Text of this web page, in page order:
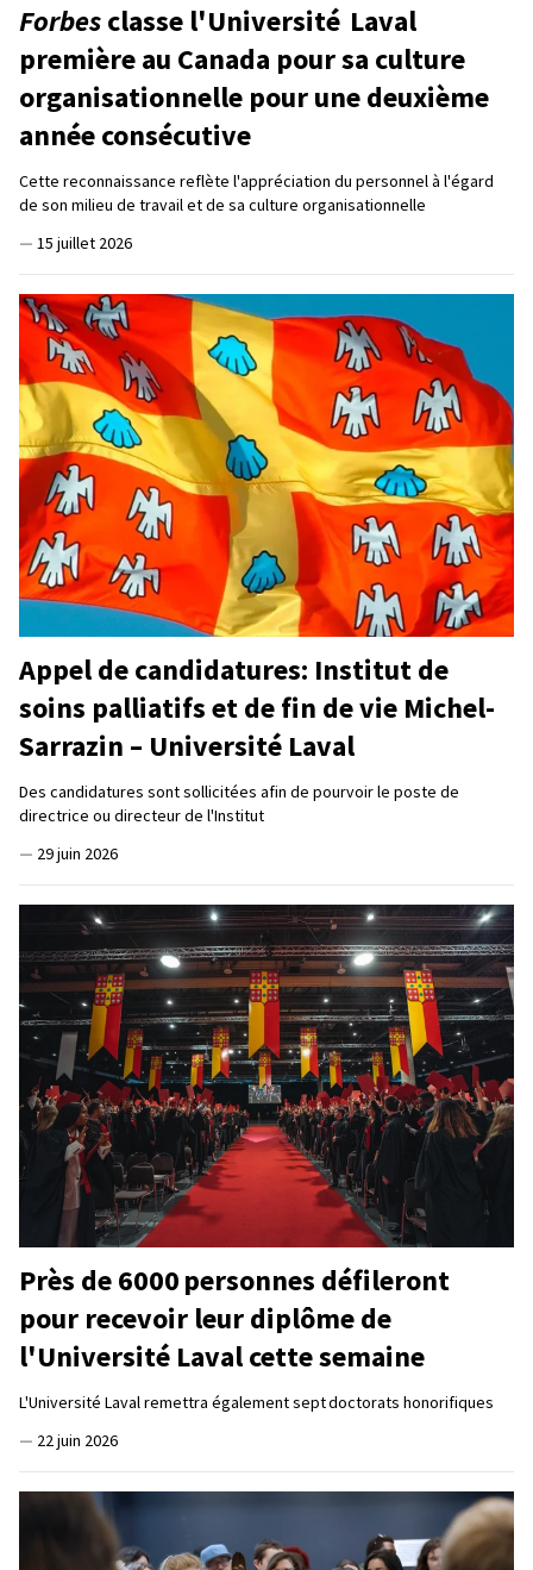
Forbesclasse l'Université Laval
première au Canada pour sa culture
organisationnelle pour une deuxième
année consécutive
Cette reconnaissance reflète l'appréciation du personnel à l'égard
de son milieu de travail et de sa culture organisationnelle
— 15 juillet 2026
Appel de candidatures: Institut de
soins palliatifs et de fin de vie Michel-
Sarrazin – Université Laval
Des candidatures sont sollicitées afin de pourvoir le poste de
directrice ou directeur de l'Institut
— 29 juin 2026
Près de 6000 personnes défileront
pour recevoir leur diplôme de
l'Université Laval cette semaine
L'Université Laval remettra également sept doctorats honorifiques
— 22 juin 2026